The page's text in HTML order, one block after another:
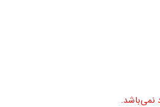
نمی‌باشد.